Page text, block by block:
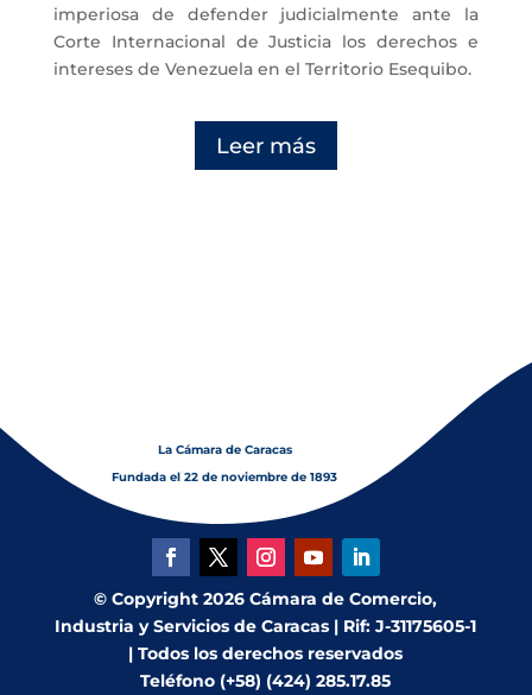
imperiosa de defender judicialmente ante la
Corte Internacional de Justicia los derechos e
intereses de Venezuela en el Territorio Esequibo.
Leer más
La Cámara de Caracas
Fundada el 22 de noviembre de 1893
© Copyright 2026 Cámara de Comercio,
Industria y Servicios de Caracas | Rif: J-31175605-1
| Todos los derechos reservados
Teléfono (+58) (424) 285.17.85